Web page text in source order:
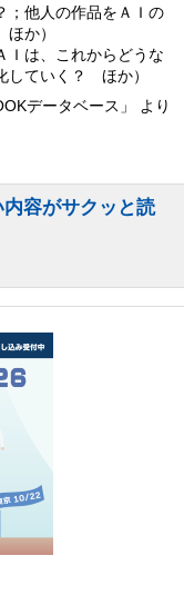
；他人の作品をＡＩの
か）
は、これからどうな
していく？ ほか）
データベース」 より
容がサクッと読